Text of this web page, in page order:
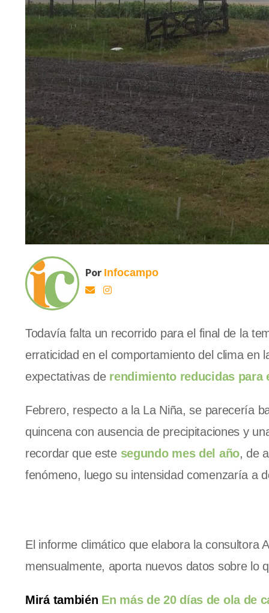
Por Infocampo
Todavía falta un recorrido para el final de la
erraticidad en el comportamiento del clima en
expectativas de rendimiento reducidas para
Febrero, respecto a la La Niña, se parecería
quincena con ausencia de precipitaciones y
recordar que este segundo mes del año, de
fenómeno, luego su intensidad comenzaría a
El informe climático que elabora la consultora
mensualmente, aporta nuevos datos sobre lo
Mirá también En más de 20 días de ola de